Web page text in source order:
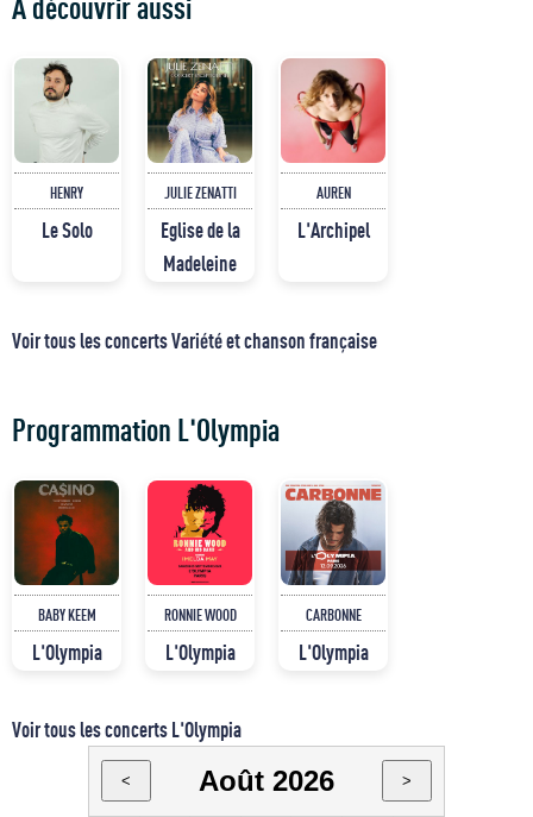
HENRY
Le Solo
JULIE ZENATTI
Eglise de la
Madeleine
AUREN
L'Archipel
Voir tous les concerts Variété et chanson française
Programmation L'Olympia
BABY KEEM
L'Olympia
RONNIE WOOD
L'Olympia
CARBONNE
L'Olympia
Voir tous les concerts L'Olympia
< Août 2026 >